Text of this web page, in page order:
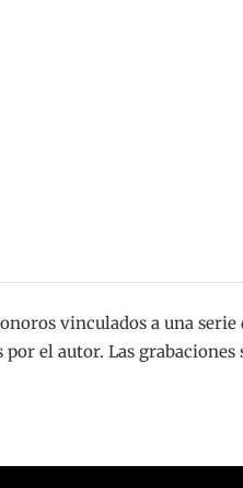
vinculados a una serie
el autor. Las grabaciones